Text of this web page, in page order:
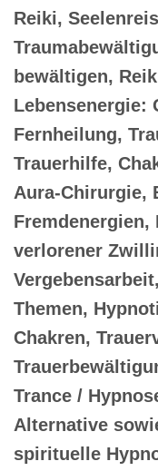
Reiki,
bewältigen,
Lebensenergie:
Fernheilung,
Trauerhilfe,
Aura-Chirurgie,
Fremdenergien,
verlorener
Themen,
Chakren,
Trance /
Alternative
spirituelle